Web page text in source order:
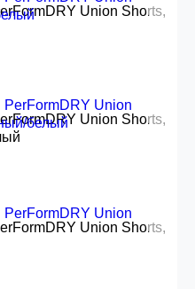
Union Shorts,
Union Shorts,
Union Shorts,